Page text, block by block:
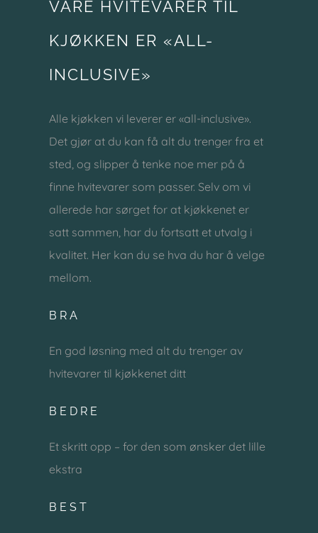
VÅRE HVITEVARER TIL
KJØKKEN ER «ALL-
INCLUSIVE»
Alle kjøkken vi leverer er «all-inclusive».
Det gjør at du kan få alt du trenger fra et
sted, og slipper å tenke noe mer på å
finne hvitevarer som passer. Selv om vi
allerede har sørget for at kjøkkenet er
satt sammen, har du fortsatt et utvalg i
kvalitet. Her kan du se hva du har å velge
mellom.
BRA
En god løsning med alt du trenger av
hvitevarer til kjøkkenet ditt
BEDRE
Et skritt opp – for den som ønsker det lille
ekstra
BEST